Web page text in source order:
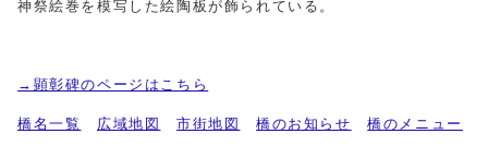
神祭絵巻を模写した絵陶板が飾られている。
→顕彰碑のページはこちら
橋名一覧 広域地図 市街地図 橋のお知らせ 橋のメニュー